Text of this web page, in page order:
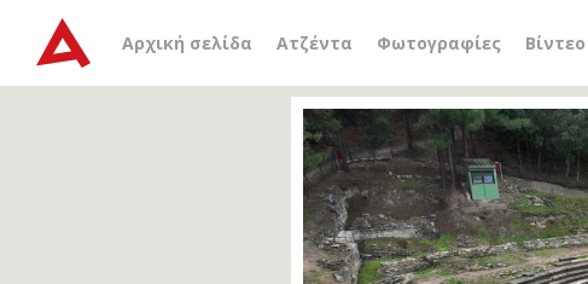
Αρχική σελίδα Ατζέντα Φωτογραφίες Βίντεο